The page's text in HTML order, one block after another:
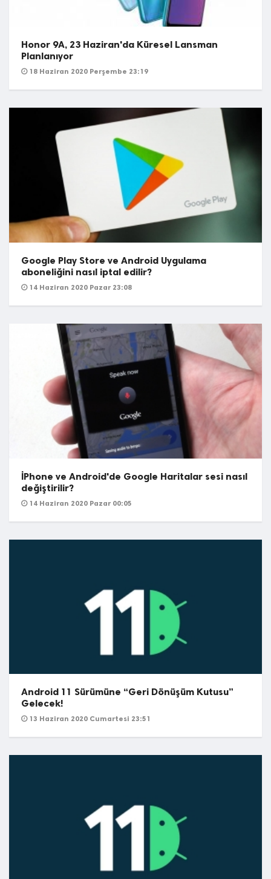
Honor 9A, 23 Haziran'da Küresel Lansman
Planlanıyor
18 Haziran 2020 Perşembe 23:19
Google Play Store ve Android Uygulama
aboneliğini nasıl iptal edilir?
14 Haziran 2020 Pazar 23:08
İPhone ve Android'de Google Haritalar sesi nasıl
değiştirilir?
14 Haziran 2020 Pazar 00:05
Android 11 Sürümüne “Geri Dönüşüm Kutusu”
Gelecek!
13 Haziran 2020 Cumartesi 23:51